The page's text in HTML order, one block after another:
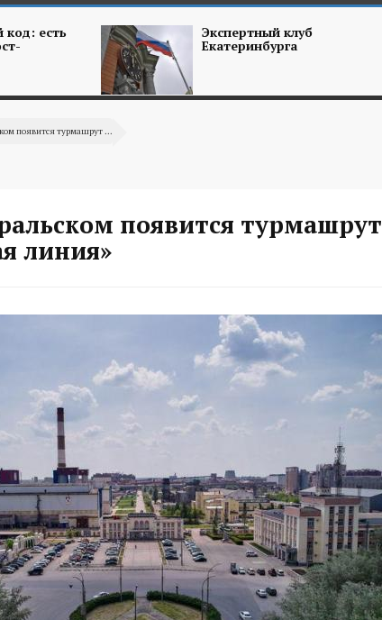
код: есть Экспертный клуб
Екатеринбурга
появится турмашрут ...
появится турмашрут
линия»